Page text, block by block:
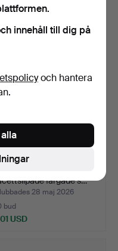
bud
färgade s…
28 maj 2026
bud
USD
innehåll till dig på
och hantera